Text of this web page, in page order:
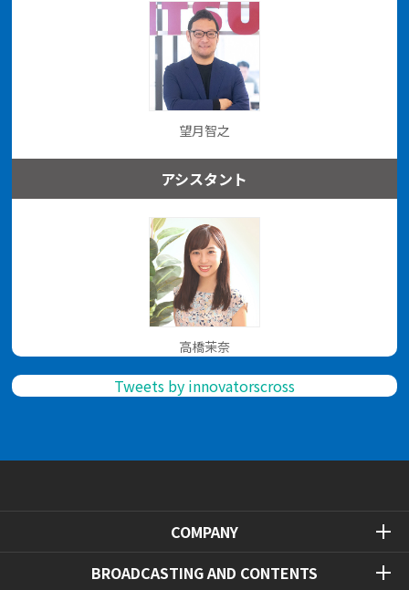
望月智之
アシスタント
高橋茉奈
Tweets by innovatorscross
COMPANY
BROADCASTING AND CONTENTS